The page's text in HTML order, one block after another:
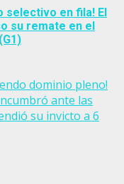
selectivo en fila! El
su remate en el
dominio pleno!
ante las
su invicto a 6